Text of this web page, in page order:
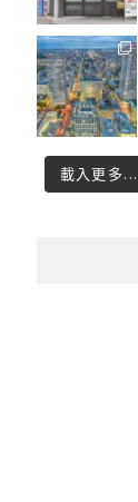
載入更多...